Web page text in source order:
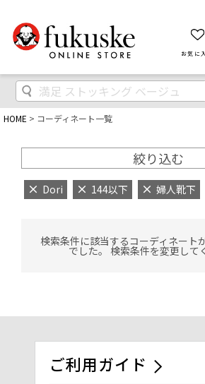
お気に
HOME コーディネート一覧
絞り込む
Dori 144以下 婦人靴下
検索条件に該当するコーディネート
でした。 検索条件を変更して
ご利用ガイド